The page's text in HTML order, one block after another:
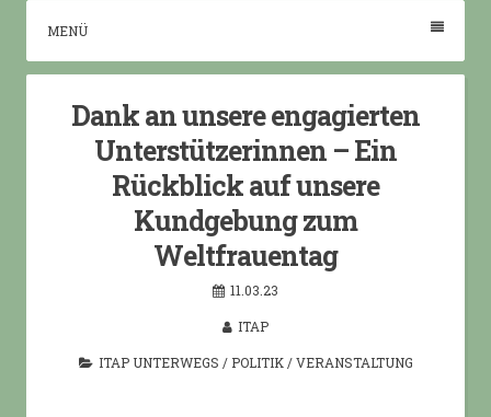
MENÜ
Dank an unsere engagierten
Unterstützerinnen – Ein
Rückblick auf unsere
Kundgebung zum
Weltfrauentag
11.03.23
ITAP
ITAP UNTERWEGS / POLITIK/VERANSTALTUNG